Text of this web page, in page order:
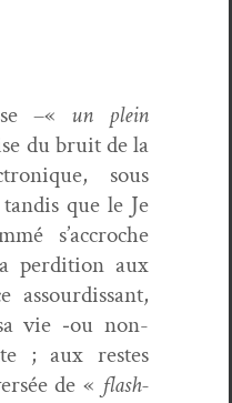
–« un plein
du bruit de la
sous
tan­dis que le Je
s’accroche
perdi­tion aux
assour­dis­sant,
vie ‑ou non-
; aux restes
de « flash­